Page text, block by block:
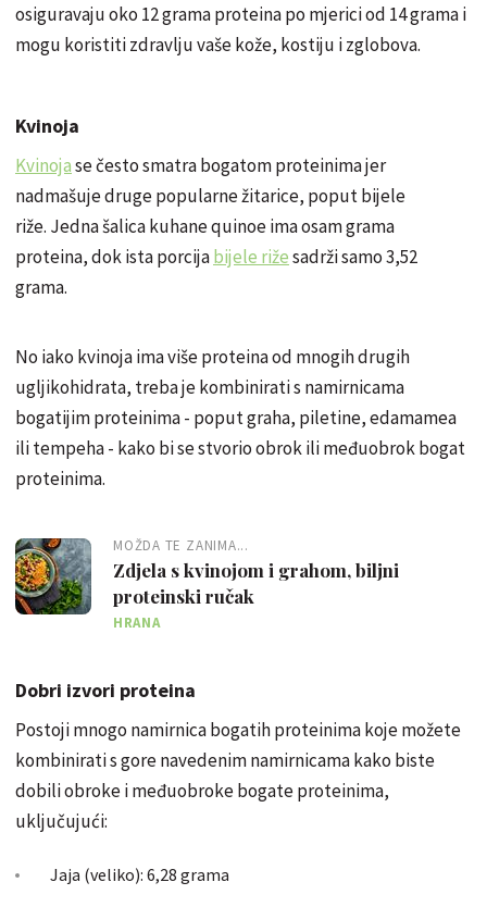
osiguravaju oko 12 grama proteina po mjerici od 14 grama i
mogu koristiti zdravlju vaše kože, kostiju i zglobova.
Kvinoja
Kvinojase često smatra bogatom proteinima jer
nadmašuje druge popularne žitarice, poput bijele
riže. Jedna šalica kuhane quinoe ima osam grama
proteina, dok ista porcijabijele rižesadrži samo 3,52
grama.
No iako kvinoja ima više proteina od mnogih drugih
ugljikohidrata, treba je kombinirati s namirnicama
bogatijim proteinima - poput graha, piletine, edamamea
ili tempeha - kako bi se stvorio obrok ili međuobrok bogat
proteinima.
MOŽDA TE ZANIMA...
Zdjela s kvinojom i grahom, biljni
proteinski ručak
HRANA
Dobri izvori proteina
Postoji mnogo namirnica bogatih proteinima koje možete
kombinirati s gore navedenim namirnicama kako biste
dobili obroke i međuobroke bogate proteinima,
uključujući:
Jaja (veliko): 6,28 grama